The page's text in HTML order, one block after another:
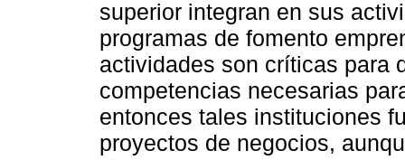
superior integran en sus
programas de fomento
actividades son críticas para
competencias necesarias
entonces tales instituciones
proyectos de negocios,